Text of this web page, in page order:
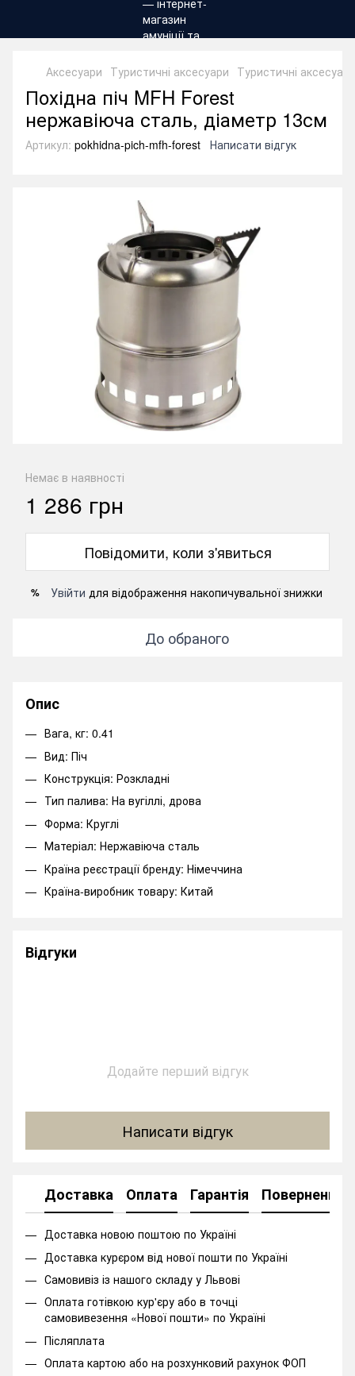
Аксесуари Туристичні аксесуари Туристичні
Похідна піч MFH Forest
нержавіюча сталь, діаметр 13см
Артикул: pokhidna-pich-mfh-forest Написати відгук
Немає в наявності
1 286 грн
Повідомити, коли з'явиться
% Увійти для відображення накопичувальної знижки
До обраного
Опис
Вага, кг: 0.41
Вид: Піч
Конструкція: Розкладні
Тип палива: На вугіллі, дрова
Форма: Круглі
Матеріал: Нержавіюча сталь
Країна реєстрації бренду: Німеччина
Країна-виробник товару: Китай
Відгуки
Додайте перший відгук
Написати відгук
Доставка Оплата Гарантія Повернення
Доставка новою поштою по Україні
Доставка курєром від нової пошти по Україні
Самовивіз із нашого складу у Львові
Оплата готівкою кур'єру або в точці
самовивезення «Нової пошти» по Україні
Післяплата
Оплата картою або на розхунковий рахунок ФОП